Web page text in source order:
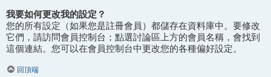
我要如何更改我的設定？
您的所有設定（如果您是註冊會員）都儲存在資料庫中。要修改
它們，請訪問會員控制台；點選討論區上方的會員名稱，會找到
這個連結。您可以在會員控制台中更改您的各種偏好設定。
回頂端